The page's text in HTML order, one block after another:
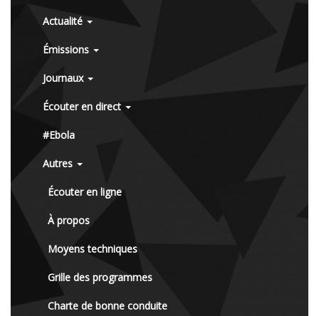
Actualité
Émissions
Journaux
Écouter en direct
#Ebola
Autres
Écouter en ligne
À propos
Moyens techniques
Grille des programmes
Charte de bonne conduite